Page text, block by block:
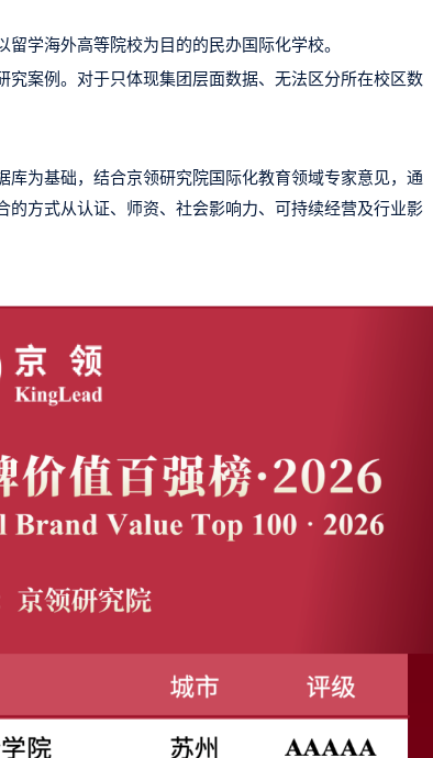
学海外高等院校为目的的民办国际化学校。
案例。对于只体现集团层面数据、无法区分所在校区数
为基础，结合京领研究院国际化教育领域专家意见，通
方式从认证、师资、社会影响力、可持续经营及行业影